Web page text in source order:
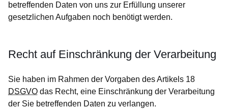
betreffenden Daten von uns zur Erfüllung unserer
gesetzlichen Aufgaben noch benötigt werden.
Recht auf Einschränkung der Verarbeitung
Sie haben im Rahmen der Vorgaben des Artikels 18
DSGVO das Recht, eine Einschränkung der Verarbeitung
der Sie betreffenden Daten zu verlangen.